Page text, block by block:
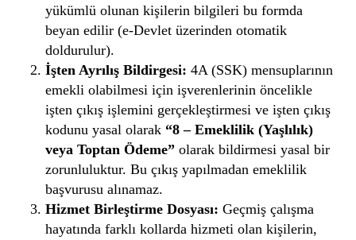
yükümlü olunan kişilerin bilgileri bu formda
beyan edilir (e-Devlet üzerinden otomatik
doldurulur).
İşten Ayrılış Bildirgesi: 4A (SSK) mensuplarının
emekli olabilmesi için işverenlerinin öncelikle
işten çıkış işlemini gerçekleştirmesi ve işten çıkış
kodunu yasal olarak “8 – Emeklilik (Yaşlılık)
veya Toptan Ödeme”olarak bildirmesi yasal bir
zorunluluktur. Bu çıkış yapılmadan emeklilik
başvurusu alınamaz.
Hizmet Birleştirme Dosyası: Geçmiş çalışma
hayatında farklı kollarda hizmeti olan kişilerin,